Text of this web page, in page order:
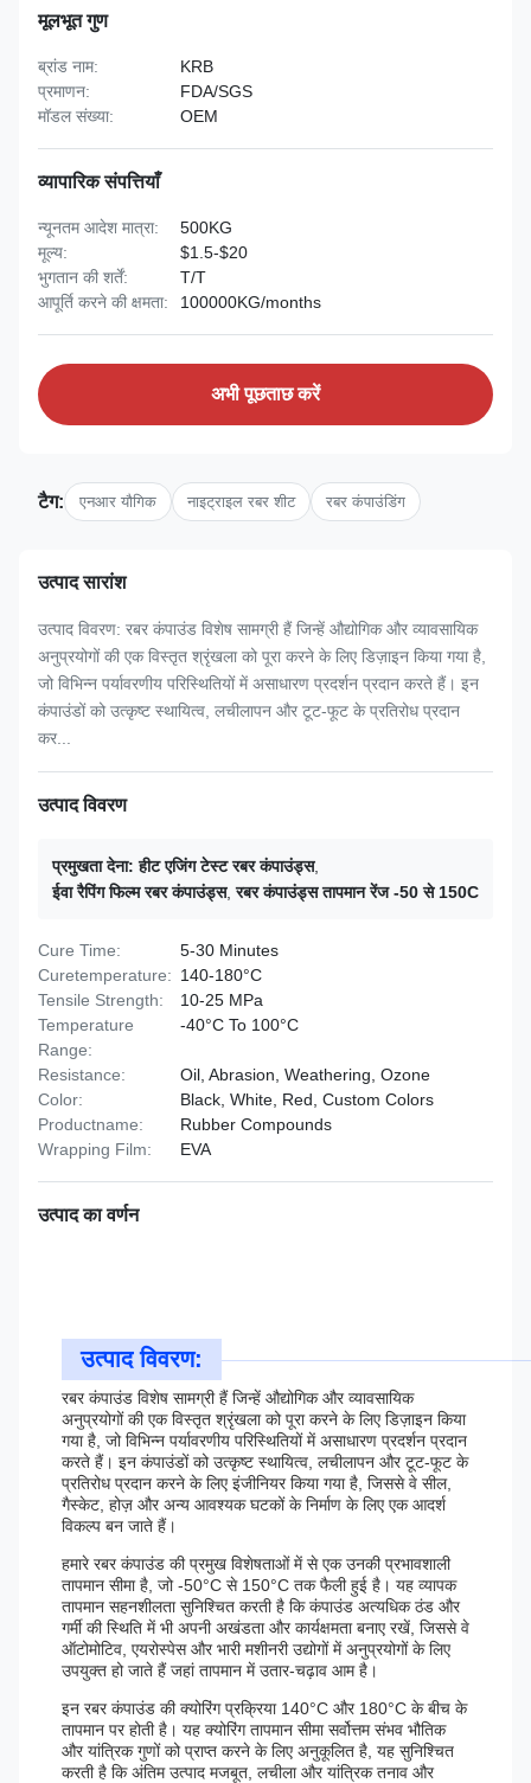
मूलभूत गुण
ब्रांड नाम:
KRB
प्रमाणन:
FDA/SGS
मॉडल संख्या:
OEM
व्यापारिक संपत्तियाँ
न्यूनतम आदेश मात्रा:
500KG
मूल्य:
$1.5-$20
भुगतान की शर्तें:
T/T
आपूर्ति करने की क्षमता:
100000KG/months
अभी पूछताछ करें
टैग: एनआर यौगिक नाइट्राइल रबर शीट रबर कंपाउंडिंग
उत्पाद सारांश
उत्पाद विवरण: रबर कंपाउंड विशेष सामग्री हैं जिन्हें औद्योगिक और व्यावसायिक
अनुप्रयोगों की एक विस्तृत श्रृंखला को पूरा करने के लिए डिज़ाइन किया गया है,
जो विभिन्न पर्यावरणीय परिस्थितियों में असाधारण प्रदर्शन प्रदान करते हैं। इन
कंपाउंडों को उत्कृष्ट स्थायित्व, लचीलापन और टूट-फूट के प्रतिरोध प्रदान
कर...
उत्पाद विवरण
प्रमुखता देना: हीट एजिंग टेस्ट रबर कंपाउंड्स,
ईवा रैपिंग फिल्म रबर कंपाउंड्स,रबर कंपाउंड्स तापमान रेंज -50 से 150C
Cure Time:
5-30 Minutes
Curetemperature: 140-180°C
Tensile Strength:
10-25 MPa
Temperature
Range:
-40°C To 100°C
Resistance:
Oil, Abrasion, Weathering, Ozone
Color:
Black, White, Red, Custom Colors
Productname:
Rubber Compounds
Wrapping Film:
EVA
उत्पाद का वर्णन
उत्पाद विवरण:
रबर कंपाउंड विशेष सामग्री हैं जिन्हें औद्योगिक और व्यावसायिक
अनुप्रयोगों की एक विस्तृत श्रृंखला को पूरा करने के लिए डिज़ाइन किया
गया है, जो विभिन्न पर्यावरणीय परिस्थितियों में असाधारण प्रदर्शन प्रदान
करते हैं। इन कंपाउंडों को उत्कृष्ट स्थायित्व, लचीलापन और टूट-फूट के
प्रतिरोध प्रदान करने के लिए इंजीनियर किया गया है, जिससे वे सील,
गैस्केट, होज़ और अन्य आवश्यक घटकों के निर्माण के लिए एक आदर्श
विकल्प बन जाते हैं।
हमारे रबर कंपाउंड की प्रमुख विशेषताओं में से एक उनकी प्रभावशाली
तापमान सीमा है, जो -50°C से 150°C तक फैली हुई है। यह व्यापक
तापमान सहनशीलता सुनिश्चित करती है कि कंपाउंड अत्यधिक ठंड और
गर्मी की स्थिति में भी अपनी अखंडता और कार्यक्षमता बनाए रखें, जिससे वे
ऑटोमोटिव, एयरोस्पेस और भारी मशीनरी उद्योगों में अनुप्रयोगों के लिए
उपयुक्त हो जाते हैं जहां तापमान में उतार-चढ़ाव आम है।
इन रबर कंपाउंड की क्योरिंग प्रक्रिया 140°C और 180°C के बीच के
तापमान पर होती है। यह क्योरिंग तापमान सीमा सर्वोत्तम संभव भौतिक
और यांत्रिक गुणों को प्राप्त करने के लिए अनुकूलित है, यह सुनिश्चित
करती है कि अंतिम उत्पाद मजबूत, लचीला और यांत्रिक तनाव और